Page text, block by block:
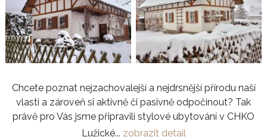
Chcete poznat nejzachovalejší a nejdrsnější přírodu naší
vlasti a zároveň si aktivně či pasivně odpočinout? Tak
právě pro Vás jsme připravili stylové ubytování v CHKO
Lužické... zobrazit detail